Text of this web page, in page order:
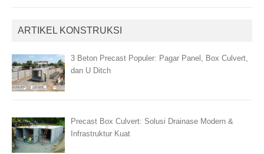
ARTIKEL KONSTRUKSI
3 Beton Precast Populer: Pagar Panel, Box Culvert,
dan U Ditch
Precast Box Culvert: Solusi Drainase Modern &
Infrastruktur Kuat